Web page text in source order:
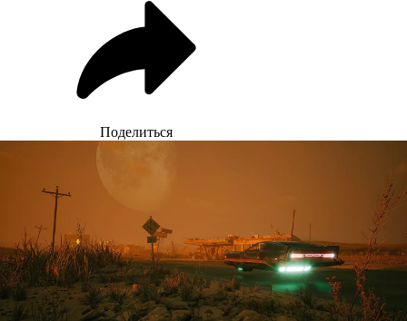
Поделиться